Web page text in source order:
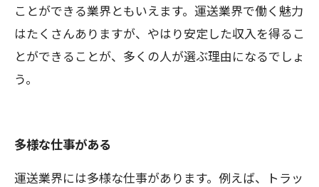
ことができる業界ともいえます。運送業界で働く魅力
はたくさんありますが、やはり安定した収入を得るこ
とができることが、多くの人が選ぶ理由になるでしょ
う。
多様な仕事がある
運送業界には多様な仕事があります。例えば、トラッ